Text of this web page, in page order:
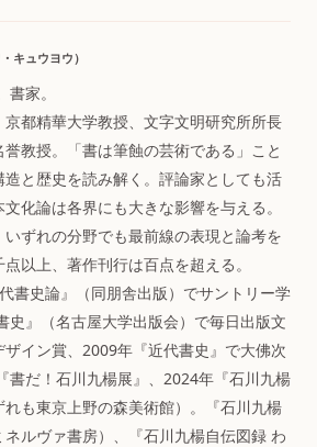
キュウヨウ）
家。
都精華大学教授、文字文明研究所所長
教授。「書は筆蝕の芸術である」こと
と歴史を読み解く。評論家としても活
化論は各界にも大きな影響を与える。
ずれの分野でも最前線の表現と論考を
以上、著作刊行は百点を超える。
書史論』（同朋舎出版）でサントリー学
史』（名古屋大学出版会）で毎日出版文
イン賞、2009年『近代書史』で大佛次
書だ！石川九楊展』、2024年『石川九楊
も東京上野の森美術館）。『石川九楊
ルヴァ書房）、『石川九楊自伝図録 わ